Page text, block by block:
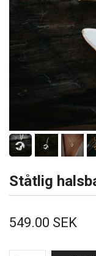
Ståtlig
549.00 SEK